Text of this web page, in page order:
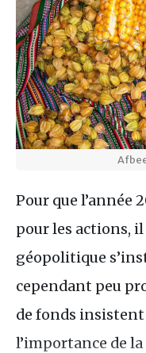
Pour que l’année
pour les actions,
géopolitique
cependant peu
de fonds insistent
l’importance de